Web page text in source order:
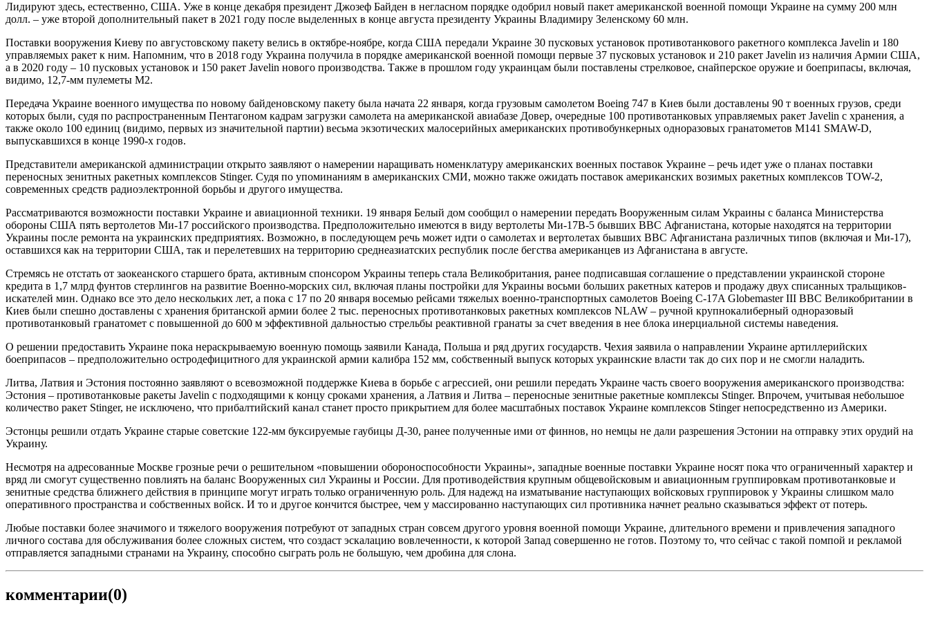
Лидируют здесь, естественно, США. Уже в конце декабря президент Джозеф Байден в негласном порядке одобрил новый пакет американской военной помощи Украине на сумму 200 млн
долл. – уже второй дополнительный пакет в 2021 году после выделенных в конце августа президенту Украины Владимиру Зеленскому 60 млн.
Поставки вооружения Киеву по августовскому пакету велись в октябре-ноябре, когда США передали Украине 30 пусковых установок противотанкового ракетного комплекса Javelin и 180
управляемых ракет к ним. Напомним, что в 2018 году Украина получила в порядке американской военной помощи первые 37 пусковых установок и 210 ракет Javelin из наличия Армии США,
а в 2020 году – 10 пусковых установок и 150 ракет Javelin нового производства. Также в прошлом году украинцам были поставлены стрелковое, снайперское оружие и боеприпасы, включая,
видимо, 12,7-мм пулеметы М2.
Передача Украине военного имущества по новому байденовскому пакету была начата 22 января, когда грузовым самолетом Boeing 747 в Киев были доставлены 90 т военных грузов, среди
которых были, судя по распространенным Пентагоном кадрам загрузки самолета на американской авиабазе Довер, очередные 100 противотанковых управляемых ракет Javelin с хранения, а
также около 100 единиц (видимо, первых из значительной партии) весьма экзотических малосерийных американских противобункерных одноразовых гранатометов М141 SMAW-D,
выпускавшихся в конце 1990-х годов.
Представители американской администрации открыто заявляют о намерении наращивать номенклатуру американских военных поставок Украине – речь идет уже о планах поставки
переносных зенитных ракетных комплексов Stinger. Судя по упоминаниям в американских СМИ, можно также ожидать поставок американских возимых ракетных комплексов TOW-2,
современных средств радиоэлектронной борьбы и другого имущества.
Рассматриваются возможности поставки Украине и авиационной техники. 19 января Белый дом сообщил о намерении передать Вооруженным силам Украины с баланса Министерства
обороны США пять вертолетов Ми-17 российского производства. Предположительно имеются в виду вертолеты Ми-17В-5 бывших ВВС Афганистана, которые находятся на территории
Украины после ремонта на украинских предприятиях. Возможно, в последующем речь может идти о самолетах и вертолетах бывших ВВС Афганистана различных типов (включая и Ми-17),
оставшихся как на территории США, так и перелетевших на территорию среднеазиатских республик после бегства американцев из Афганистана в августе.
Стремясь не отстать от заокеанского старшего брата, активным спонсором Украины теперь стала Великобритания, ранее подписавшая соглашение о представлении украинской стороне
кредита в 1,7 млрд фунтов стерлингов на развитие Военно-морских сил, включая планы постройки для Украины восьми больших ракетных катеров и продажу двух списанных тральщиков-
искателей мин. Однако все это дело нескольких лет, а пока с 17 по 20 января восемью рейсами тяжелых военно-транспортных самолетов Boeing C-17A Globemaster III ВВС Великобритании в
Киев были спешно доставлены с хранения британской армии более 2 тыс. переносных противотанковых ракетных комплексов NLAW – ручной крупнокалиберный одноразовый
противотанковый гранатомет с повышенной до 600 м эффективной дальностью стрельбы реактивной гранаты за счет введения в нее блока инерциальной системы наведения.
О решении предоставить Украине пока нераскрываемую военную помощь заявили Канада, Польша и ряд других государств. Чехия заявила о направлении Украине артиллерийских
боеприпасов – предположительно остродефицитного для украинской армии калибра 152 мм, собственный выпуск которых украинские власти так до сих пор и не смогли наладить.
Литва, Латвия и Эстония постоянно заявляют о всевозможной поддержке Киева в борьбе с агрессией, они решили передать Украине часть своего вооружения американского производства:
Эстония – противотанковые ракеты Javelin с подходящими к концу сроками хранения, а Латвия и Литва – переносные зенитные ракетные комплексы Stinger. Впрочем, учитывая небольшое
количество ракет Stinger, не исключено, что прибалтийский канал станет просто прикрытием для более масштабных поставок Украине комплексов Stinger непосредственно из Америки.
Эстонцы решили отдать Украине старые советские 122-мм буксируемые гаубицы Д-30, ранее полученные ими от финнов, но немцы не дали разрешения Эстонии на отправку этих орудий на
Украину.
Несмотря на адресованные Москве грозные речи о решительном «повышении обороноспособности Украины», западные военные поставки Украине носят пока что ограниченный характер и
вряд ли смогут существенно повлиять на баланс Вооруженных сил Украины и России. Для противодействия крупным общевойсковым и авиационным группировкам противотанковые и
зенитные средства ближнего действия в принципе могут играть только ограниченную роль. Для надежд на изматывание наступающих войсковых группировок у Украины слишком мало
оперативного пространства и собственных войск. И то и другое кончится быстрее, чем у массированно наступающих сил противника начнет реально сказываться эффект от потерь.
Любые поставки более значимого и тяжелого вооружения потребуют от западных стран совсем другого уровня военной помощи Украине, длительного времени и привлечения западного
личного состава для обслуживания более сложных систем, что создаст эскалацию вовлеченности, к которой Запад совершенно не готов. Поэтому то, что сейчас с такой помпой и рекламой
отправляется западными странами на Украину, способно сыграть роль не большую, чем дробина для слона.
комментарии(0)